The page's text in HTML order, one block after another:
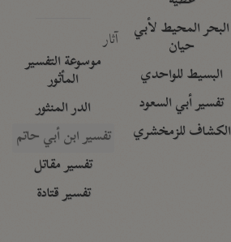
البحر المحيط لأبي
حيان
البسيط للواحدي
تفسير أبي السعود
الكشاف للزمخشري
آثار
موسوعة التفسير
المأثور
الدر المنثور
تفسير ابن أبي حاتم
تفسير مقاتل
تفسير قتادة